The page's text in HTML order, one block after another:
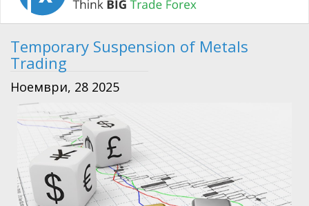
Temporary Suspension of Metals
Trading
Ноември, 28 2025